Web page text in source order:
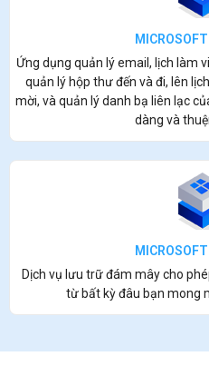
Ứng dụng quản lý email, lịch làm
quản lý hộp thư đến và đi, lên
mời, và quản lý danh bạ liên lạc
dàng và
Dịch vụ lưu trữ đám mây cho
từ bất kỳ đâu bạn mong